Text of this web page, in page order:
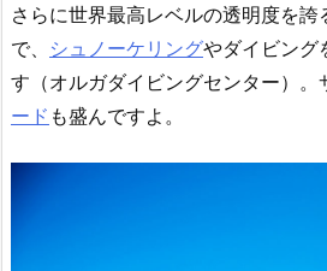
さらに世界最高レベルの透明度を
で、 シュノーケリングやダイビング
す（オルガダイビングセンター）。
ード も盛んですよ。